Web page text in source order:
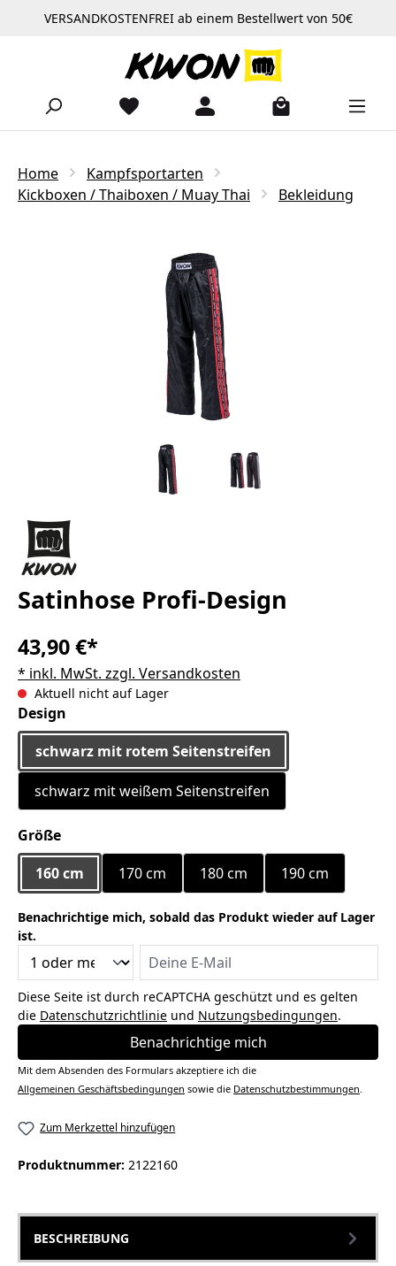
Zum Hauptinhalt springen
VERSANDKOSTENFREI ab einem Bestellwert von 50€
Home
Kampfsportarten
Kickboxen / Thaiboxen / Muay Thai
Bekleidung
Satinhose Profi-Design
43,90 €*
* inkl. MwSt. zzgl. Versandkosten
Aktuell nicht auf Lager
Design
schwarz mit rotem Seitenstreifen
schwarz mit weißem Seitenstreifen
Größeauswählen
160 cm
170 cm 180 cm 190 cm
Benachrichtige mich, sobald das Produkt wieder auf Lager
ist.
Deine E-Mail
Diese Seite ist durch reCAPTCHA geschützt und es gelten
die Datenschutzrichtlinie und Nutzungsbedingungen.
Benachrichtige mich
Mit dem Absenden des Formulars akzeptiere ich die
Allgemeinen Geschäftsbedingungen sowie die Datenschutzbestimmungen.
Zum Merkzettel hinzufügen
Produktnummer: 2122160
BESCHREIBUNG